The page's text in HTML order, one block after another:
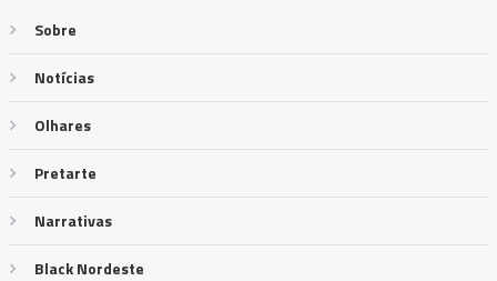
Sobre
Notícias
Olhares
Pretarte
Narrativas
Black Nordeste